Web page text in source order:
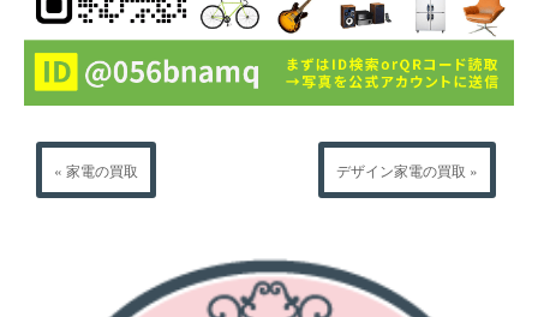
« 家電の買取 デザイン家電の買取 »